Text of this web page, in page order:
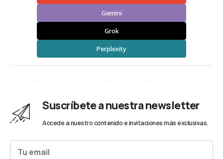
Gemini
Grok
Perplexity
Suscríbete a nuestra newsletter
Accede a nuestro contenido e invitaciones más exclusivas.